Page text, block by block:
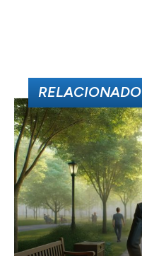
RELACIONADO